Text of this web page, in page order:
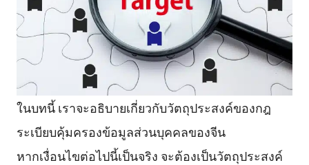
ในบทนี้ เราจะอธิบายเกี่ยวกับวัตถุประสงค์ของกฎ
ระเบียบคุ้มครองข้อมูลส่วนบุคคลของจีน
หากเงื่อนไขต่อไปนี้เป็นจริง จะต้องเป็นวัตถุประสงค์